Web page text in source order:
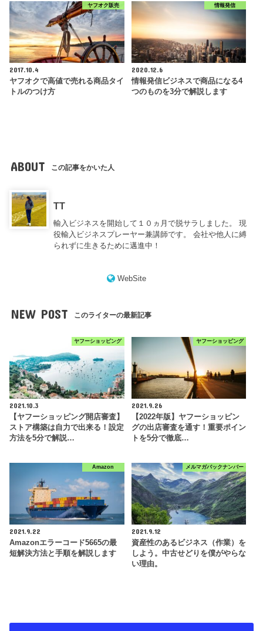
ヤフオク販売
2017.10.4
ヤフオクで高値で売れる商品タイ
トルのつけ方
情報発信
2020.12.6
情報発信ビジネスで商品になる4
つのものを3分で解説します
ABOUT この記事をかいた人
TT
輸入ビジネスを開始して１０ヵ月で脱サラしました。 現
役輸入ビジネスプレーヤー兼講師です。 会社や他人に縛
られずに生きるために邁進中！
WebSite
NEW POST このライターの最新記事
ヤフーショッピング
2021.10.3
【ヤフーショッピング開店審査】
ストア構築は自力で出来る！設定
方法を5分で解説…
ヤフーショッピング
2021.9.26
【2022年版】ヤフーショッピン
グの出店審査を通す！重要ポイン
トを5分で徹底…
Amazon
2021.9.22
Amazonエラーコード5665の最
短解決方法と手順を解説します
メルマガバックナンバー
2021.9.12
資産性のあるビジネス（作業）を
しよう。中古せどりを僕がやらな
い理由。